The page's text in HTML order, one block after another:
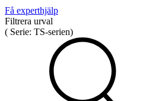
Få experthjälp
Filtrera urval
( Serie: TS-serien)